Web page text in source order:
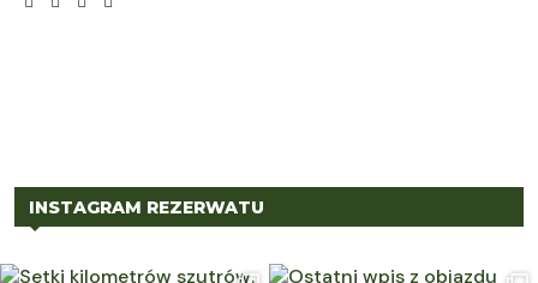
INSTAGRAM REZERWATU